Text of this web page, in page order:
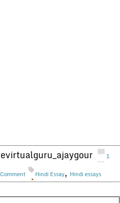
evirtualguru_ajaygour
1
Comment
Hindi Essay, Hindi essays